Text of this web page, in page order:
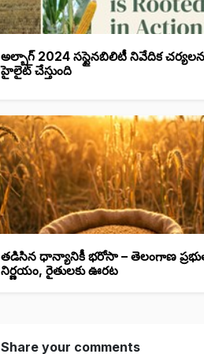
అల్బాగ్ 2024 సస్టైనబిలిటీ నివేదిక
హైలైట్ చేస్తుంది
తడిసిన ధాన్యానికీ భరోసా – తెలంగాణ
నిర్ణయం, రైతులకు ఊరట
Share your comments